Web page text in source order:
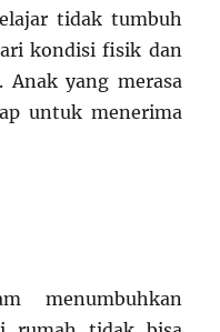
tidak tumbuh
kondisi fisik dan
Anak yang merasa
untuk menerima
menumbuhkan